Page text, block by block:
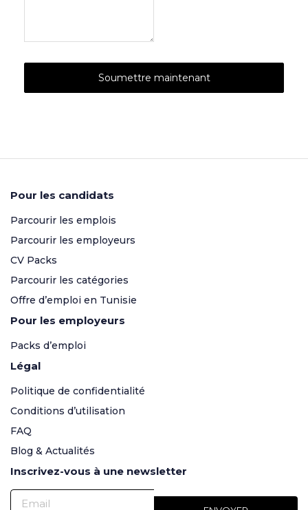
Pour les candidats
Parcourir les emplois
Parcourir les employeurs
CV Packs
Parcourir les catégories
Offre d’emploi en Tunisie
Pour les employeurs
Packs d’emploi
Légal
Politique de confidentialité
Conditions d’utilisation
FAQ
Blog & Actualités
Inscrivez-vous à une newsletter